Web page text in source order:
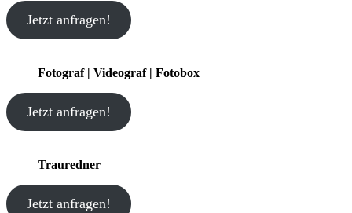
Jetzt anfragen!
Fotograf | Videograf | Fotobox
Jetzt anfragen!
Trauredner
Jetzt anfragen!